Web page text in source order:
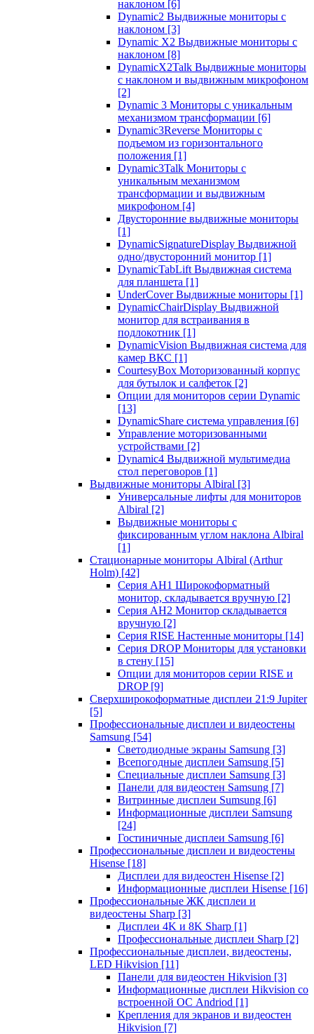
наклоном [6]
Dynamic2 Выдвижные мониторы с
наклоном [3]
Dynamic X2 Выдвижные мониторы с
наклоном [8]
DynamicX2Talk Выдвижные мониторы
с наклоном и выдвижным микрофоном
[2]
Dynamic 3 Мониторы с уникальным
механизмом трансформации [6]
Dynamic3Reverse Мониторы с
подъемом из горизонтального
положения [1]
Dynamic3Talk Мониторы с
уникальным механизмом
трансформации и выдвижным
микрофоном [4]
Двусторонние выдвижные мониторы
[1]
DynamicSignatureDisplay Выдвижной
одно/двусторонний монитор [1]
DynamicTabLift Выдвижная система
для планшета [1]
UnderCover Выдвижные мониторы [1]
DynamicChairDisplay Выдвижной
монитор для встраивания в
подлокотник [1]
DynamicVision Выдвижная система для
камер ВКС [1]
CourtesyBox Моторизованный корпус
для бутылок и салфеток [2]
Опции для мониторов серии Dynamic
[13]
DynamicShare система управления [6]
Управление моторизованными
устройствами [2]
Dynamic4 Выдвижной мультимедиа
стол переговоров [1]
Выдвижные мониторы Albiral [3]
Универсальные лифты для мониторов
Albiral [2]
Выдвижные мониторы с
фиксированным углом наклона Albiral
[1]
Стационарные мониторы Albiral (Arthur
Holm) [42]
Серия AH1 Широкоформатный
монитор, складывается вручную [2]
Серия AH2 Монитор складывается
вручную [2]
Серия RISE Настенные мониторы [14]
Серия DROP Мониторы для установки
в стену [15]
Опции для мониторов серии RISE и
DROP [9]
Сверхширокоформатные дисплеи 21:9 Jupiter
[5]
Профессиональные дисплеи и видеостены
Samsung [54]
Светодиодные экраны Samsung [3]
Всепогодные дисплеи Samsung [5]
Специальные дисплеи Samsung [3]
Панели для видеостен Samsung [7]
Витринные дисплеи Sumsung [6]
Информационные дисплеи Samsung
[24]
Гостиничные дисплеи Samsung [6]
Профессиональные дисплеи и видеостены
Hisense [18]
Дисплеи для видеостен Hisense [2]
Информационные дисплеи Hisense [16]
Профессиональные ЖК дисплеи и
видеостены Sharp [3]
Дисплеи 4K и 8K Sharp [1]
Профессиональные дисплеи Sharp [2]
Профессиональные дисплеи, видеостены,
LED Hikvision [11]
Панели для видеостен Hikvision [3]
Информационные дисплеи Hikvision со
встроенной ОС Andriod [1]
Крепления для экранов и видеостен
Hikvision [7]